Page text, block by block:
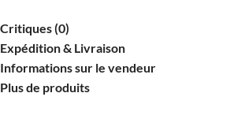
Critiques (0)
Expédition & Livraison
Informations sur le vendeur
Plus de produits